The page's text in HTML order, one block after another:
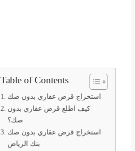
Table of Contents
استخراج قرض عقاري بدون صك
كيف اطلع قرض عقاري بدون
صك؟
استخراج قرض عقاري بدون صك
بنك الرياض